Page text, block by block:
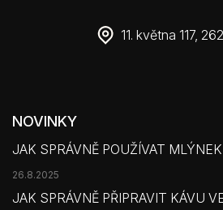
11. května 117,
NOVINKY
JAK SPRÁVNĚ POUŽÍVAT
26.8.2025
JAK SPRÁVNĚ PŘIPRAVIT KÁVU